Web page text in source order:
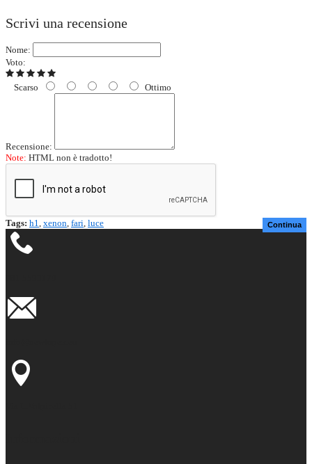
Scrivi una recensione
Nome:
Voto:
Scarso Ottimo
Recensione:
Note: HTML non è tradotto!
Continua
Tags: h1, xenon, fari, luce